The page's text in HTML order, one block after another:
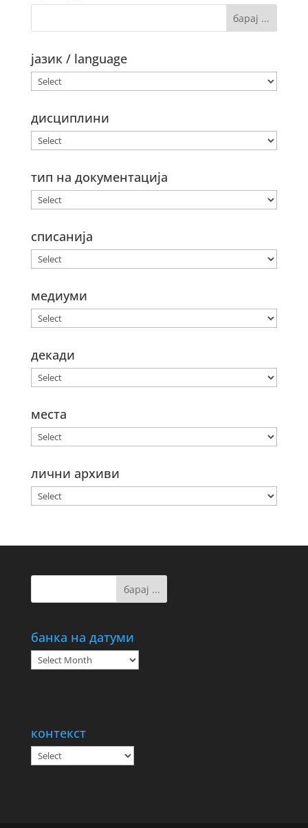
јазик / language
дисциплини
тип на документација
списанија
медиуми
декади
места
лични архиви
банка на датуми
банка
на
контекст